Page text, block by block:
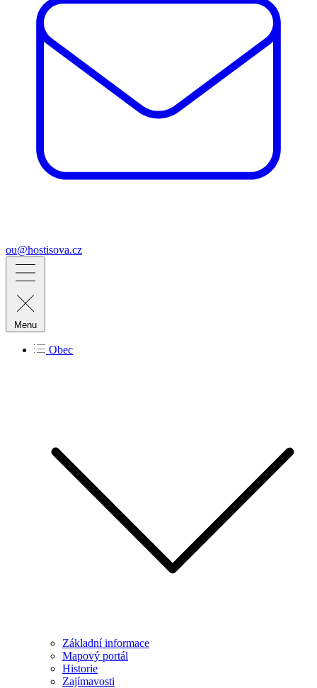
ou@hostisova.cz
Menu
Obec
Základní informace
Mapový portál
Historie
Zajímavosti